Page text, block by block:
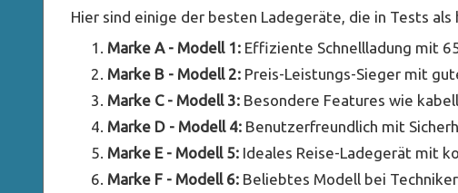
Hier sind einige der besten Ladegeräte, die in Tests
Marke A - Modell 1: Effiziente Schnellladung mit
Marke B - Modell 2: Preis-Leistungs-Sieger mit
Marke C - Modell 3: Besondere Features wie
Marke D - Modell 4: Benutzerfreundlich mit
Marke E - Modell 5: Ideales Reise-Ladegerät mit
Marke F - Modell 6: Beliebtes Modell bei